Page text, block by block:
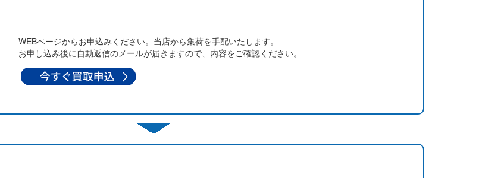
WEBページからお申込みください。当店から集荷を手配いたします。
お申し込み後に自動返信のメールが届きますので、内容をご確認ください。